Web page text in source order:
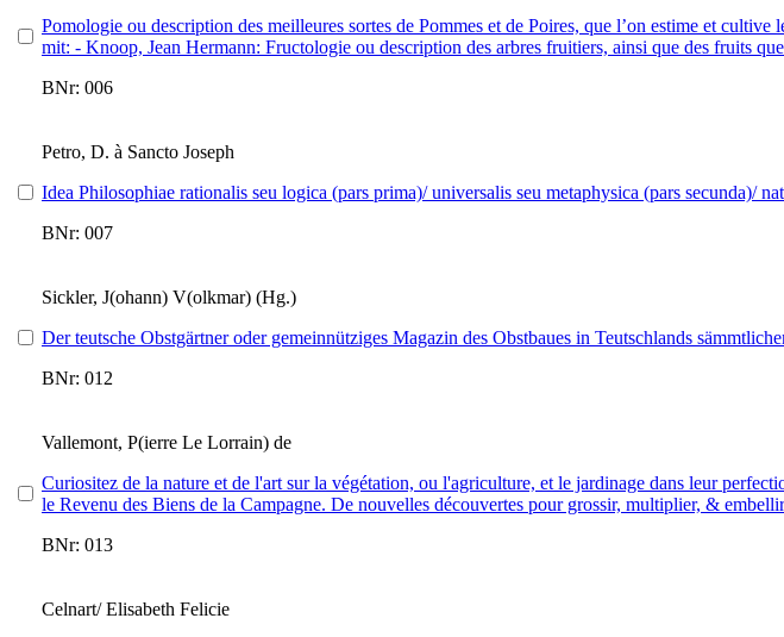
Pomologie ou description des meilleures sortes de Pommes et de Poires, que l’on estime et
mit: - Knoop, Jean Hermann: Fructologie ou description des arbres fruitiers, ainsi que des fruits
BNr: 006
Petro, D. à Sancto Joseph
Idea Philosophiae rationalis seu logica (pars prima)/ universalis seu metaphysica (pars secunda)/
BNr: 007
Sickler, J(ohann) V(olkmar) (Hg.)
Der teutsche Obstgärtner oder gemeinnütziges Magazin des Obstbaues in Teutschlands
BNr: 012
Vallemont, P(ierre Le Lorrain) de
Curiositez de la nature et de l'art sur la végétation, ou l'agriculture, et le jardinage dans leur
le Revenu des Biens de la Campagne. De nouvelles découvertes pour grossir, multiplier, &
BNr: 013
Celnart/ Elisabeth Felicie